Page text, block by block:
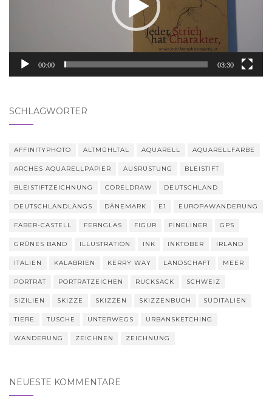
00:00 03:30
SCHLAGWÖRTER
AFFINITYPHOTO ALTMÜHLTAL AQUARELL AQUARELLFARBE
ARCHES AQUARELLPAPIER AUSRÜSTUNG BLEISTIFT
BLEISTIFTZEICHNUNG CORELDRAW DEUTSCHLAND
DEUTSCHLANDLÄNGS DÄNEMARK E1 EUROPAWANDERUNG
FABER-CASTELL FERNGLAS FIGUR FINELINER GPS
GRÜNES BAND ILLUSTRATION INK INKTOBER IRLAND
ITALIEN KALABRIEN KERRY WAY LANDSCHAFT MEER
PORTRÄT PORTRÄTZEICHEN RUCKSACK SCHWEIZ
SIZILIEN SKIZZE SKIZZEN SKIZZENBUCH SÜDITALIEN
TIERE TUSCHE UNTERWEGS URBANSKETCHING
WANDERUNG ZEICHNEN ZEICHNUNG
NEUESTE KOMMENTARE